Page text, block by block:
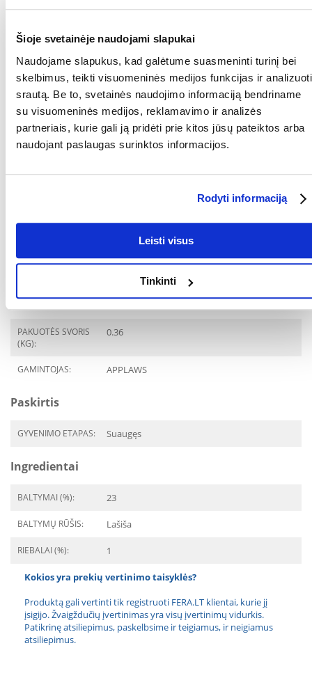
Šioje svetainėje naudojami slapukai
Naudojame slapukus, kad galėtume suasmeninti turinį bei
skelbimus, teikti visuomeninės medijos funkcijas ir analizuoti
srautą. Be to, svetainės naudojimo informaciją bendriname
su visuomeninės medijos, reklamavimo ir analizės
partneriais, kurie gali ją pridėti prie kitos jūsų pateiktos arba
naudojant paslaugas surinktos informacijos.
Rodyti informaciją
Leisti visus
Tinkinti
baltymai 31 %, žali pluoštai 0,1 %, žali riebalai 4 %, žali pelenai 2 %,
Tinkamo naudojimo instrukcija:
Kaip papildomas ėdalas, jis neturi sudaryti jūsų katės mitybos
pagrindo, o tik papildyti visavertį maistą.
Patiekite tarp pagrindinių valgymų, kaip užkandį, atlygį ar paskatinimą.
Užtikrinkite, kad jūsų katė turėtų prieigą prie šviežio geriamojo
AUGINTINIUI:
Applaws, Didžioji Britanija
Pašaro papildas
Parametrai
PAKUOTĖS SVORIS
(KG):
0.36
GAMINTOJAS: APPLAWS
Paskirtis
GYVENIMO ETAPAS: Suaugęs
Ingredientai
BALTYMAI (%): 23
BALTYMŲ RŪŠIS: Lašiša
RIEBALAI (%): 1
Kokios yra prekių vertinimo taisyklės?
Produktą gali vertinti tik registruoti FERA.LT klientai, kurie jį
įsigijo. Žvaigždučių įvertinimas yra visų įvertinimų vidurkis.
Patikrinę atsiliepimus, paskelbsime ir teigiamus, ir neigiamus
atsiliepimus.